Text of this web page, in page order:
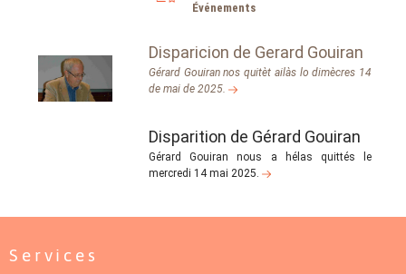
Événements
Disparicion de Gerard Gouiran
Gérard Gouiran nos quitèt ailàs lo dimècres 14
de mai de 2025.
Disparition de Gérard Gouiran
Gérard Gouiran nous a hélas quittés le
mercredi 14 mai 2025.
Services